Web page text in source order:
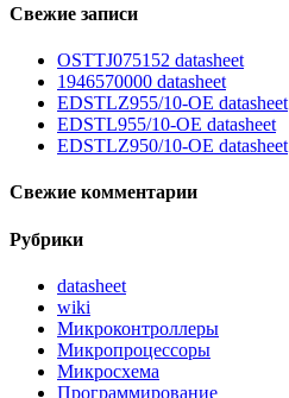
Свежие записи
OSTTJ075152 datasheet
1946570000 datasheet
EDSTLZ955/10-OE datasheet
EDSTL955/10-OE datasheet
EDSTLZ950/10-OE datasheet
Свежие комментарии
Рубрики
datasheet
wiki
Микроконтроллеры
Микропроцессоры
Микросхема
Программирование